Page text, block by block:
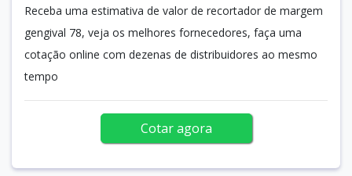
Receba uma estimativa de valor de recortador de margem
gengival 78, veja os melhores fornecedores, faça uma
cotação online com dezenas de distribuidores ao mesmo
tempo
Cotar agora